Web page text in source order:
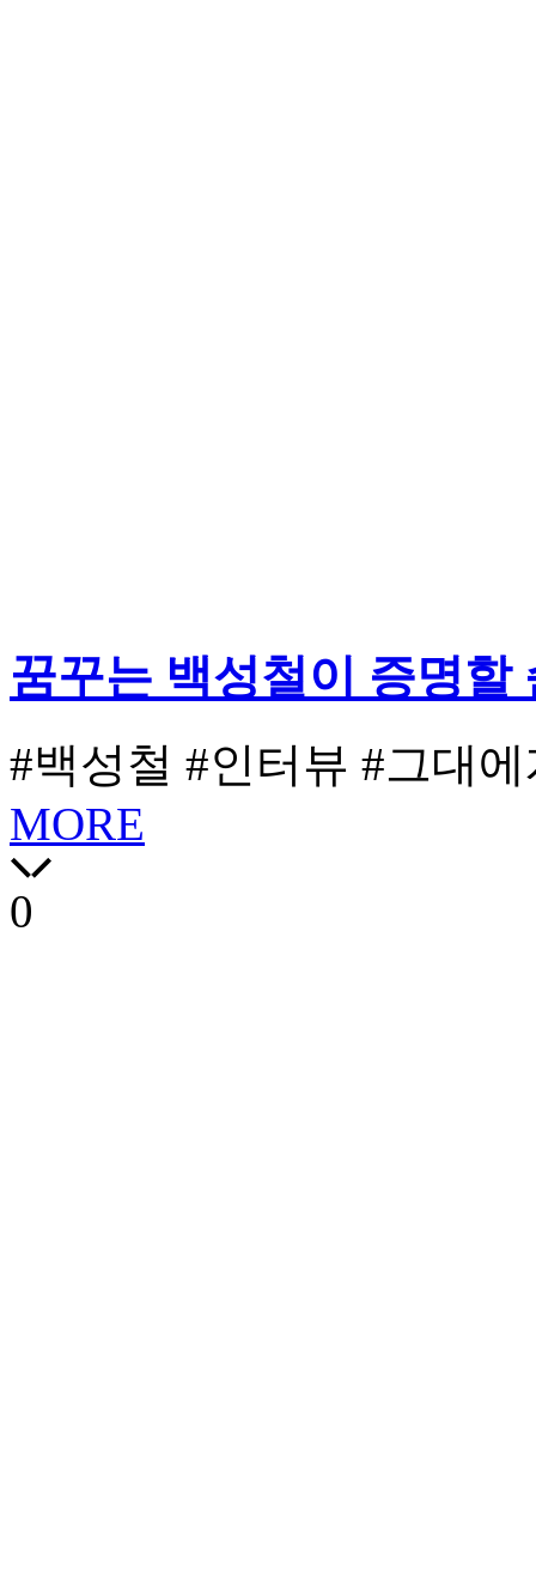
꿈꾸는 백성철이 증명할
#백성철 #인터뷰 #그대
MORE
0